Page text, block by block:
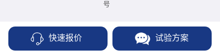
号
快速报价 试验方案